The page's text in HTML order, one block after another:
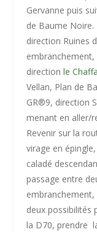
Gervanne puis
de Baume
direction Ruines
direction le
Vellan, Plan de
GR®9, direction
menant en aller/
Revenir sur la
virage en
caladé
passage entre
deux possibilités
la D70, prendre